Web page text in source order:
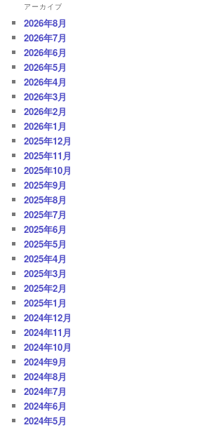
ー
シ
ョ
ン
アーカイブ
2026年8月
2026年7月
2026年6月
2026年5月
2026年4月
2026年3月
2026年2月
2026年1月
2025年12月
2025年11月
2025年10月
2025年9月
2025年8月
2025年7月
2025年6月
2025年5月
2025年4月
2025年3月
2025年2月
2025年1月
2024年12月
2024年11月
2024年10月
2024年9月
2024年8月
2024年7月
2024年6月
2024年5月